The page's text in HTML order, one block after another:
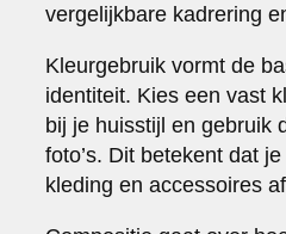
vergelijkbare kadrering
Kleurgebruik vormt de
identiteit. Kies een vast
bij je huisstijl en gebruik
foto’s. Dit betekent dat
kleding en accessoires